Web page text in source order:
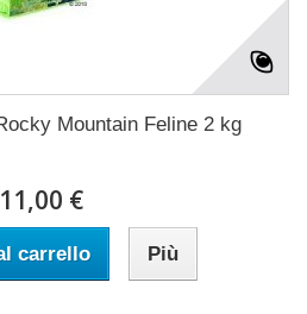
Mountain Feline 2 kg
11,00 €
carrello Più